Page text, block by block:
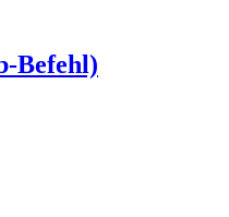
Befehl)